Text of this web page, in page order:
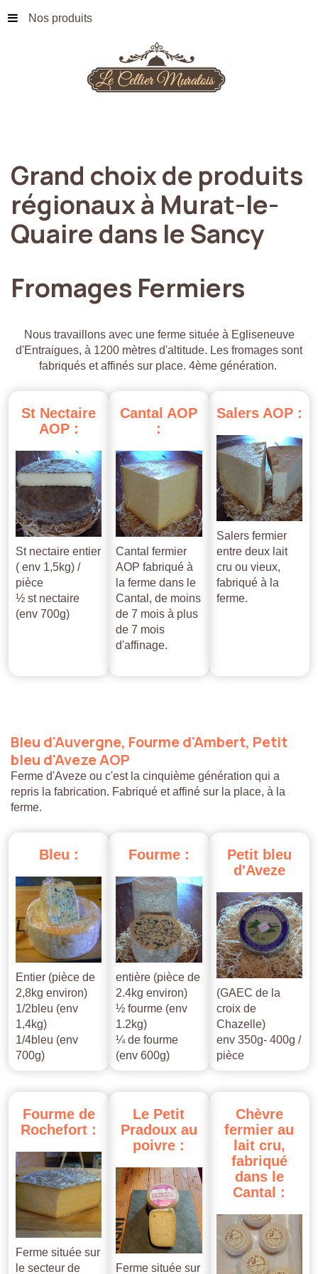
Nos produits
Grand choixde produits
régionauxà Murat-le-
Quairedans leSancy
Fromages Fermiers
Nous travaillons avec une ferme située à Egliseneuve
d'Entraigues, à 1200 mètres d'altitude. Les fromages sont
fabriqués et affinés sur place. 4ème génération.
St Nectaire
AOP :
St nectaire entier
( env 1,5kg) /
pièce
½ st nectaire
(env 700g)
Cantal AOP
:
Cantal fermier
AOP fabriqué à
la ferme dans le
Cantal, de moins
de 7 mois à plus
de 7 mois
d'affinage.
Salers AOP :
Salers fermier
entre deux lait
cru ou vieux,
fabriqué à la
ferme.
Bleu d'Auvergne, Fourmed'Ambert, Petit
bleu d'AvezeAOP
Ferme d'Aveze ou c'est la cinquième génération qui a
repris la fabrication. Fabriqué et affiné sur la place, à la
ferme.
Bleu :
Entier (pièce de
2,8kg environ)
1/2bleu (env
1,4kg)
1/4bleu (env
700g)
Fourme :
entière (pièce de
2.4kg environ)
½ fourme (env
1.2kg)
¼ de fourme
(env 600g)
Petit bleu
d'Aveze
(GAEC de la
croix de
Chazelle)
env 350g- 400g /
pièce
Fourme de
Rochefort :
Ferme située sur
le secteur de
Le Petit
Pradoux au
poivre :
Ferme située sur
Chèvre
fermier au
lait cru,
fabriqué
dans le
Cantal :